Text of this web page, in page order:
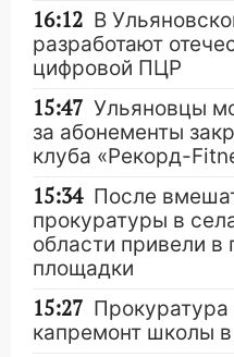
16:12 В
разработают
цифровой ПЦР
15:47 Ульяновцы
за абонементы
клуба «Рекорд-
15:34 После
прокуратуры в
области привели в
площадки
15:27
капремонт школы